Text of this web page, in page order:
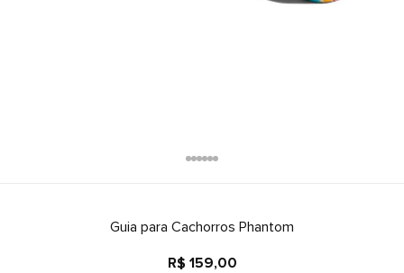
Guia para Cachorros Phantom
R$ 159,00